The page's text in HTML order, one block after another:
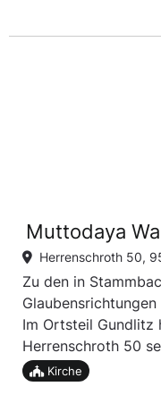
Muttodaya
Herrenschroth 50,
Zu den in
Im Ortsteil Gundlitz
Herrenschroth 50
Waldkloster
überdimensionale
Kirche